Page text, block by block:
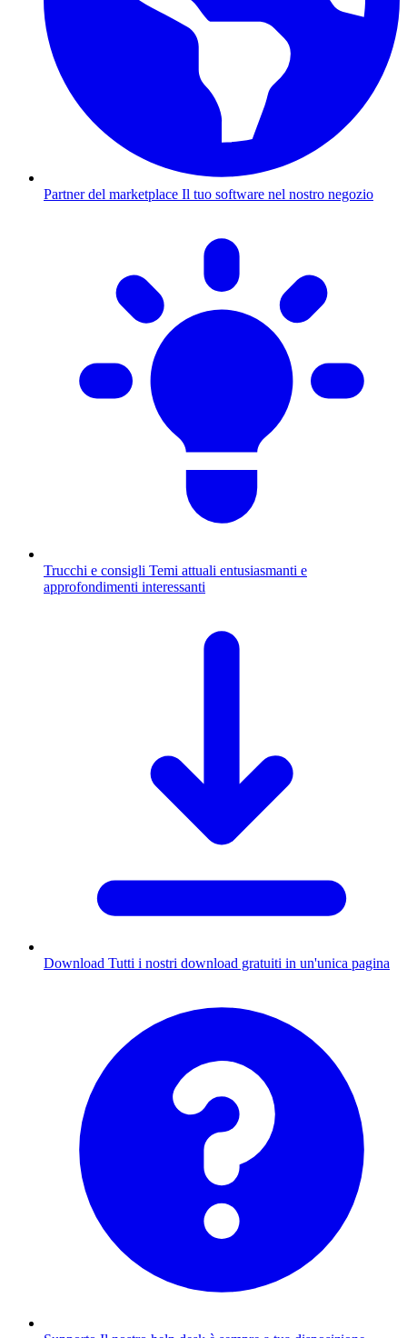
Partner del marketplace Il tuo software nel nostro negozio
Trucchi e consigli Temi attuali entusiasmanti e
approfondimenti interessanti
Download Tutti i nostri download gratuiti in un'unica pagina